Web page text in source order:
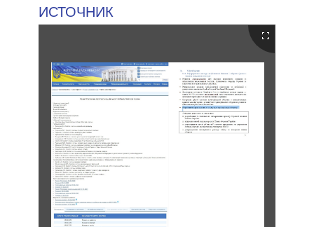
ИСТОЧНИК